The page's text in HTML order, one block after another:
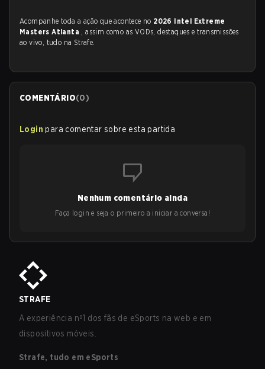
Acompanhe toda a ação que acontece no 2026 Intel Extreme
Masters Atlanta , assim como as VODs, destaques e transmissões
ao vivo, tudo na Strafe.
COMENTÁRIO(0)
Login para comentar sobre esta partida
Nenhum comentário ainda
Faça login e seja o primeiro a iniciar a conversa!
STRAFE
A experiência nº1 dos fãs de eSports na web e em
dispositivos móveis.
Strafe, tudo em eSports